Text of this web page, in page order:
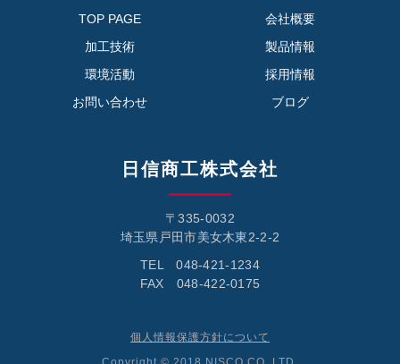
TOP PAGE
会社概要
加工技術
製品情報
環境活動
採用情報
お問い合わせ
ブログ
日信商工株式会社
〒335-0032
埼玉県戸田市美女木東2-2-2
TEL 048-421-1234
FAX 048-422-0175
個人情報保護方針について